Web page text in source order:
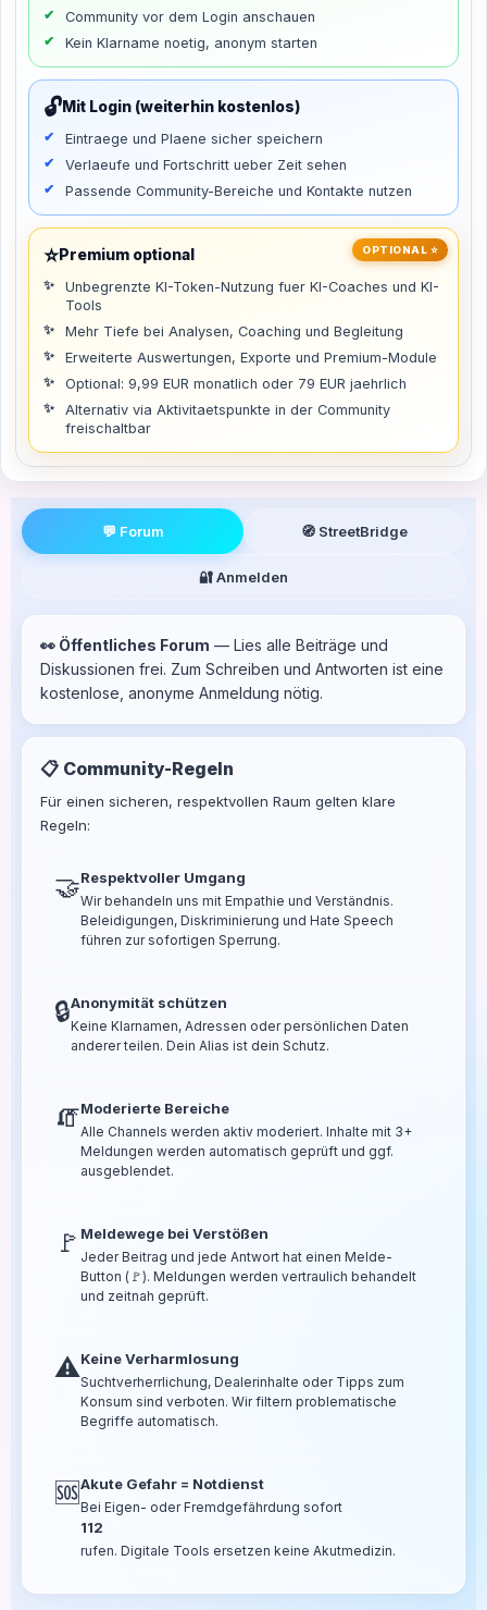
Community vor dem Login anschauen
Kein Klarname noetig, anonym starten
🔓Mit Login (weiterhin kostenlos)
Eintraege und Plaene sicher speichern
Verlaeufe und Fortschritt ueber Zeit sehen
Passende Community-Bereiche und Kontakte nutzen
OPTIONAL ⭐
⭐Premium optional
Unbegrenzte KI-Token-Nutzung fuer KI-Coaches und KI-
Tools
Mehr Tiefe bei Analysen, Coaching und Begleitung
Erweiterte Auswertungen, Exporte und Premium-Module
Optional: 9,99 EUR monatlich oder 79 EUR jaehrlich
Alternativ via Aktivitaetspunkte in der Community
freischaltbar
💬 Forum 🧭 StreetBridge
🔐 Anmelden
👀 Öffentliches Forum — Lies alle Beiträge und
Diskussionen frei. Zum Schreiben und Antworten ist eine
kostenlose, anonyme Anmeldung nötig.
📋 Community-Regeln
Für einen sicheren, respektvollen Raum gelten klare
Regeln:
🤝Respektvoller Umgang
Wir behandeln uns mit Empathie und Verständnis.
Beleidigungen, Diskriminierung und Hate Speech
führen zur sofortigen Sperrung.
🔒Anonymität schützen
Keine Klarnamen, Adressen oder persönlichen Daten
anderer teilen. Dein Alias ist dein Schutz.
🧯Moderierte Bereiche
Alle Channels werden aktiv moderiert. Inhalte mit 3+
Meldungen werden automatisch geprüft und ggf.
ausgeblendet.
🚩 Meldewege bei Verstößen
Jeder Beitrag und jede Antwort hat einen Melde-
Button (🚩). Meldungen werden vertraulich behandelt
und zeitnah geprüft.
⚠️Keine Verharmlosung
Suchtverherrlichung, Dealerinhalte oder Tipps zum
Konsum sind verboten. Wir filtern problematische
Begriffe automatisch.
🆘Akute Gefahr = Notdienst
Bei Eigen- oder Fremdgefährdung sofort
112
rufen. Digitale Tools ersetzen keine Akutmedizin.